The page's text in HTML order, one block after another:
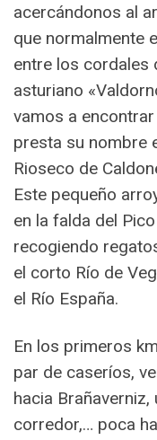
acercándonos al
que normalmente
entre los cordales
asturiano
vamos a
presta su nombre
Rioseco de
Este pequeño
en la falda del
recogiendo
el corto Río de
el Río España.
En los primeros
par de caseríos,
hacia
corredor,… poca